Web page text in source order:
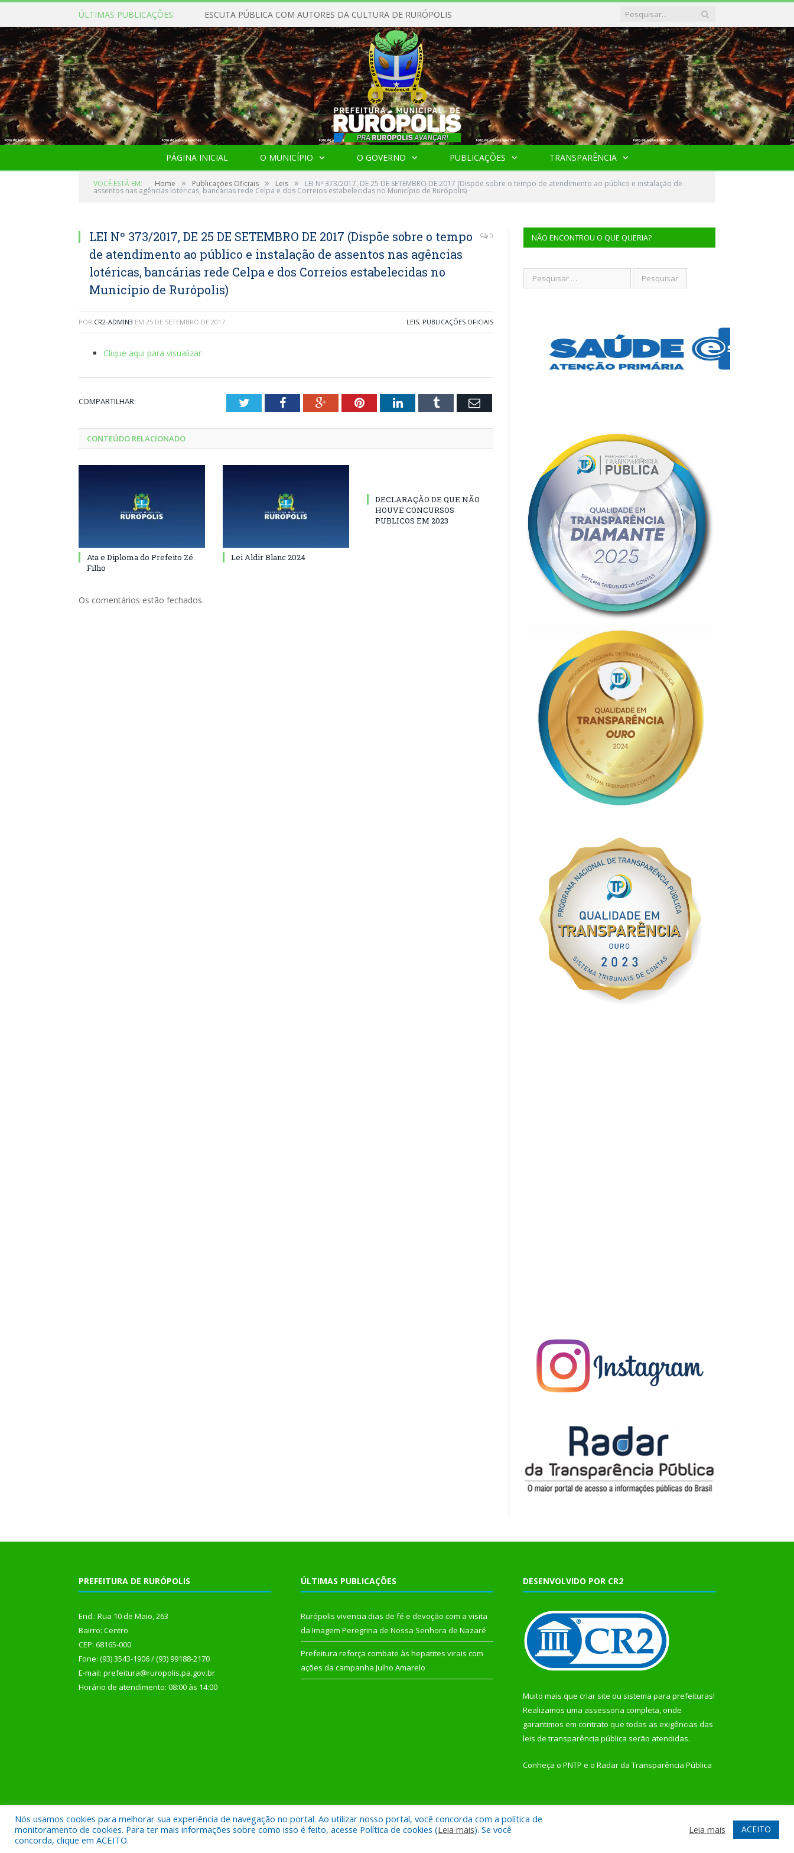
ÚLTIMAS PUBLICAÇÕES: ESCUTA PÚBLICA COM AUTORES DA CULTURA DE RURÓPOLIS
PÁGINA INICIAL O MUNICÍPIO O GOVERNO PUBLICAÇÕES TRANSPARÊNCIA
VOCÊ ESTÁ EM: Home » Publicações Oficiais » Leis » LEI Nº 373/2017, DE 25 DE SETEMBRO DE 2017 (Dispõe sobre o tempo de atendimento ao público e instalação de
assentos nas agências lotéricas, bancárias rede Celpa e dos Correios estabelecidas no Município de Rurópolis)
LEI Nº 373/2017, DE 25 DE SETEMBRO DE 2017 (Dispõe sobre o tempo
de atendimento ao público e instalação de assentos nas agências
lotéricas, bancárias rede Celpa e dos Correios estabelecidas no
Município de Rurópolis)
0
POR CR2-ADMIN3 EM 25 DE SETEMBRO DE 2017 LEIS, PUBLICAÇÕES OFICIAIS
Clique aqui para visualizar
COMPARTILHAR: TwitterFacebookGoogle+PinterestLinkedInTumblr Email
CONTEÚDO RELACIONADO
Ata e Diploma do Prefeito Zé
Filho
Lei Aldir Blanc 2024
DECLARAÇÃO DE QUE NÃO
HOUVE CONCURSOS
PUBLICOS EM 2023
Os comentários estão fechados.
NÃO ENCONTROU O QUE QUERIA?
PREFEITURA DE RURÓPOLIS
End.: Rua 10 de Maio, 263
Bairro: Centro
CEP: 68165-000
Fone: (93) 3543-1906 / (93) 99188-2170
E-mail: prefeitura@ruropolis.pa.gov.br
Horário de atendimento: 08:00 às 14:00
ÚLTIMAS PUBLICAÇÕES
Rurópolis vivencia dias de fé e devoção com a visita
da Imagem Peregrina de Nossa Senhora de Nazaré
Prefeitura reforça combate às hepatites virais com
ações da campanha Julho Amarelo
DESENVOLVIDO POR CR2
Muito mais que criar site ou sistema para prefeituras!
Realizamos uma assessoria completa, onde
garantimos em contrato que todas as exigências das
leis de transparência pública serão atendidas.
Conheça o PNTP e o Radar da Transparência Pública
Todos os direitos reservados a Prefeitura Municipal de Rurópolis. Mapa do Site Acessar Webmail
Nós usamos cookies para melhorar sua experiência de navegação no portal. Ao utilizar nosso portal, você concorda com a política de
monitoramento de cookies. Para ter mais informações sobre como isso é feito, acesse Política de cookies (Leia mais). Se você
concorda, clique em ACEITO.
Leia mais ACEITO